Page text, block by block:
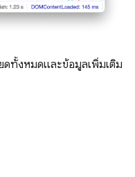
ดทั้งหมดและข้อมูลเพิ่มเติม